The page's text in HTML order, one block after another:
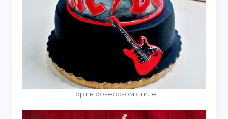
Торт в рокерском стиле